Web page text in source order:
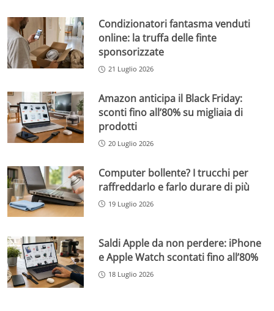
Condizionatori fantasma venduti
online: la truffa delle finte
sponsorizzate
21 Luglio 2026
Amazon anticipa il Black Friday:
sconti fino all’80% su migliaia di
prodotti
20 Luglio 2026
Computer bollente? I trucchi per
raffreddarlo e farlo durare di più
19 Luglio 2026
Saldi Apple da non perdere: iPhone
e Apple Watch scontati fino all’80%
18 Luglio 2026